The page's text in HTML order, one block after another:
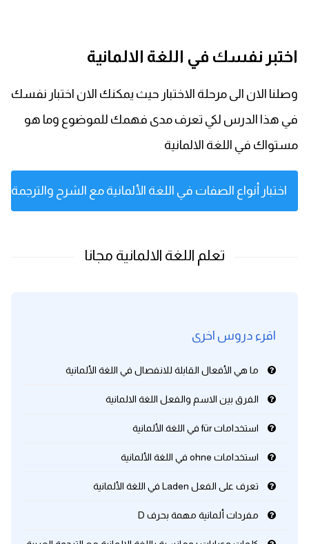
اختبر نفسك في اللغة الالمانية
وصلنا الان الى مرحلة الاختبار حيث يمكنك الان اختبار نفسك
في هذا الدرس لكي تعرف مدى فهمك للموضوع وما هو
مستواك في اللغة الالمانية
اختبار أنواع الصفات في اللغة الألمانية مع الشرح والترجمة
اقرء دروس اخرى
ما هي الأفعال القابلة للانفصال في اللغة الألمانية
الفرق بين الاسم والفعل اللغة الالمانية
استخدامات für في اللغة الألمانية
استخدامات ohne في اللغة الألمانية
تعرف على الفعل Laden في اللغة الألمانية
مفردات ألمانية مهمة بحرف D